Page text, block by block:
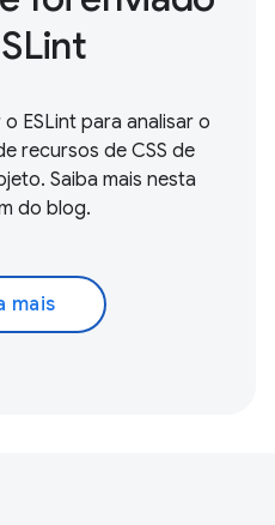
ESLint para analisar o
recursos de CSS de
Saiba mais nesta
do blog.
mais